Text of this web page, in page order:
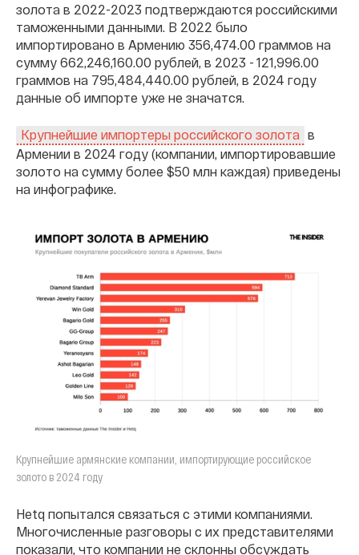
золота в 2022-2023 подтверждаются российскими
таможенными данными. В 2022 было
импортировано в Армению 356,474.00 граммов на
сумму 662,246,160.00 рублей, в 2023 - 121,996.00
граммов на 795,484,440.00 рублей, в 2024 году
данные об импорте уже не значатся.
Крупнейшие импортеры российского золота в
Армении в 2024 году (компании, импортировавшие
золото на сумму более $50 млн каждая) приведены
на инфографике.
Крупнейшие армянские компании, импортирующие российское
золото в 2024 году
Hetq попытался связаться с этими компаниями.
Многочисленные разговоры с их представителями
показали, что компании не склонны обсуждать